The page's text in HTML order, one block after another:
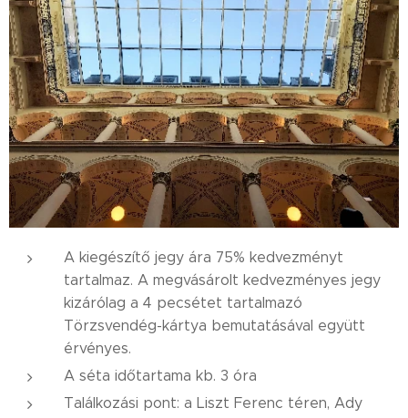
A kiegészítő jegy ára 75% kedvezményt
tartalmaz. A megvásárolt kedvezményes jegy
kizárólag a 4 pecsétet tartalmazó
Törzsvendég-kártya bemutatásával együtt
érvényes.
A séta időtartama kb. 3 óra
Találkozási pont: a Liszt Ferenc téren, Ady